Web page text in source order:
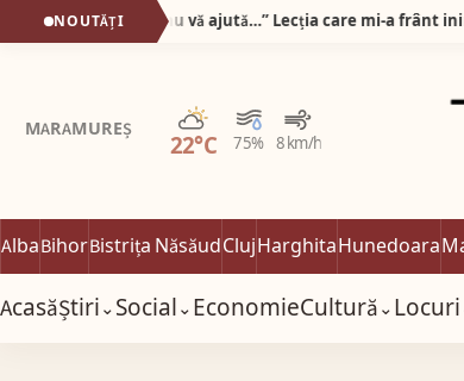
NOUTĂȚI
MARAMUREȘ
22°C 75% 8 km/h
Parțial noros
AlbaBihorBistrița NăsăudClujHarghitaHunedoara
AcasăȘtiri⌄Social⌄EconomieCultură⌄Locuri